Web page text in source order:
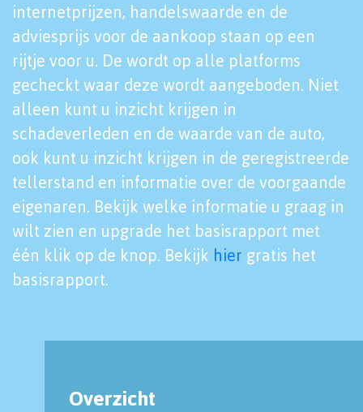
internetprijzen, handelswaarde en de
adviesprijs voor de aankoop staan op een
rijtje voor u. De wordt op alle platforms
gecheckt waar deze wordt aangeboden. Niet
alleen kunt u inzicht krijgen in
schadeverleden en de waarde van de auto,
ook kunt u inzicht krijgen in de geregistreerde
tellerstand en informatie over de voorgaande
eigenaren. Bekijk welke informatie u graag in
wilt zien en upgrade het basisrapport met
één klik op de knop. Bekijk hier gratis het
basisrapport.
Overzicht